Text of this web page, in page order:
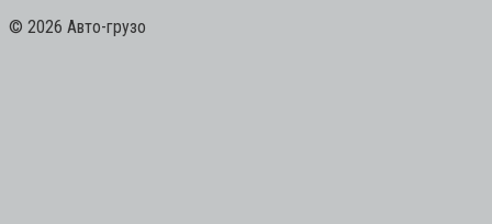
© 2026 Авто-грузо